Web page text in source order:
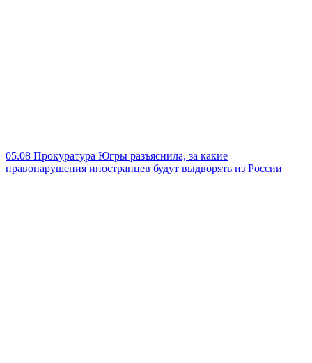
05.08 Прокуратура Югры разъяснила, за какие
правонарушения иностранцев будут выдворять из России